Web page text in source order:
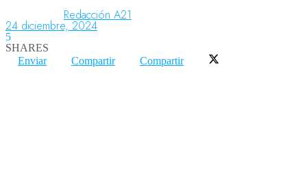
Aeropuertos
Columnistas
Redacción A21
24 diciembre, 2024
5
SHARES
Enviar
Compartir Compartir